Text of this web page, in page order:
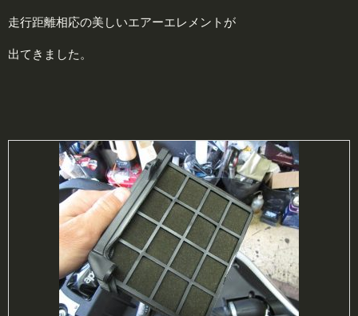
走行距離相応の美しいエアーエレメントが
出てきました。